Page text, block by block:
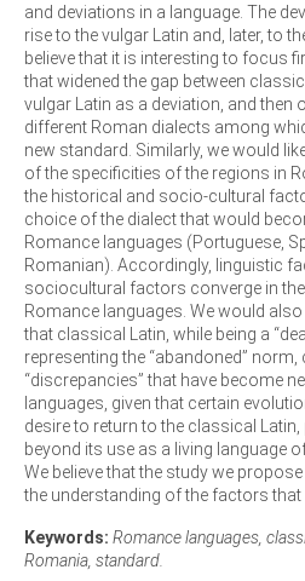
and deviations in a language. The
rise to the vulgar Latin and, later, to
believe that it is interesting to focus
that widened the gap between
vulgar Latin as a deviation, and then
different Roman dialects among
new standard. Similarly, we would
of the specificities of the regions in
the historical and socio-cultural
choice of the dialect that would
Romance languages (Portuguese,
Romanian). Accordingly, linguistic
sociocultural factors converge in
Romance languages. We would
that classical Latin, while being a
representing the “abandoned”
“discrepancies” that have become
languages, given that certain
desire to return to the classical
beyond its use as a living language
We believe that the study we
the understanding of the factors
Keywords: Romance languages,
Romania, standard.